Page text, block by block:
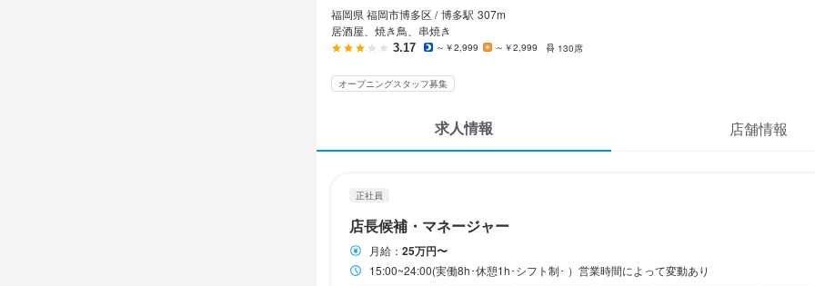
福岡県 福岡市博多区 / 博多駅 307m
居酒屋、焼き鳥、串焼き
3.17 ～￥2,999 ～￥2,999 130席
オープニングスタッフ募集
求人情報 店舗情報
正社員
店長候補・マネージャー
月給： 25万円〜
15:00~24:00(実働8h･休憩1h･シフト制･ ）営業時間によって変動あり
休日・休暇
月8日休み/夏季休暇有り/年末年始休暇有り
GW休暇あり
待遇
・社会保険完備（厚生年金、雇用保険、健康保険、労災保険）
・受動喫煙防止措置：屋内原則禁煙（喫煙専用室あり）
・独立支援制度あり
まかない・食事補助あり
社内イベントあり(旅行、BBQ等)
資格取得支援あり 独立支援制度あり 独立実績あり